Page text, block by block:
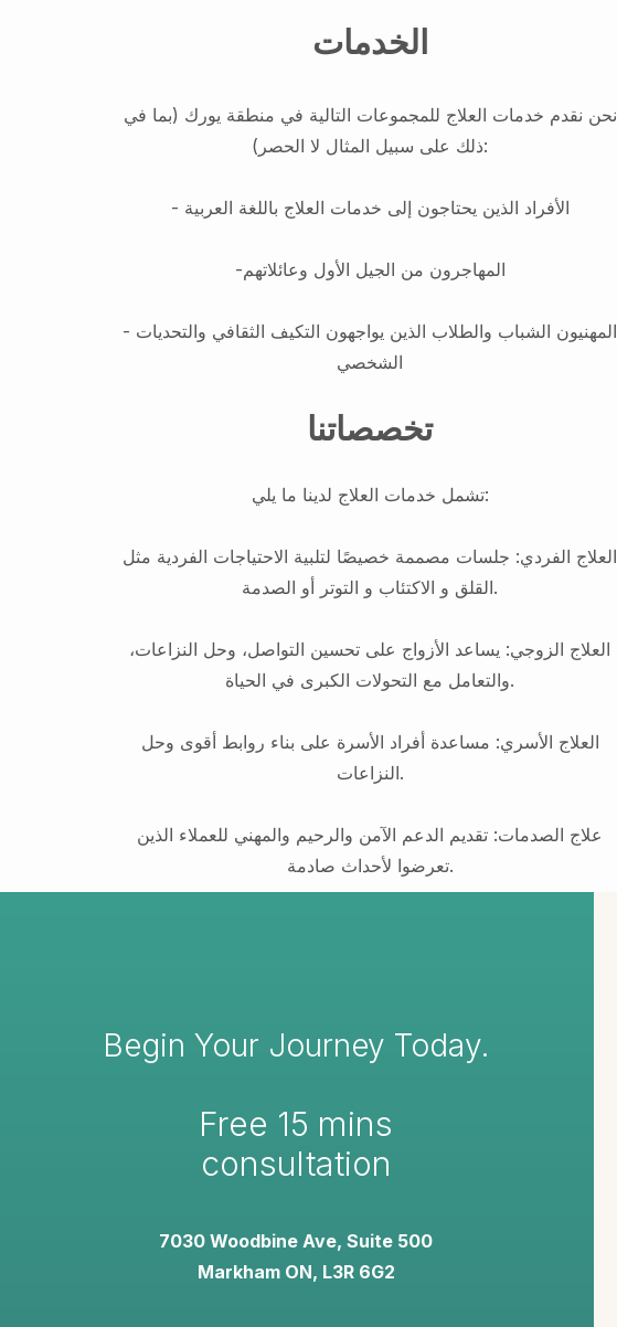
الخدمات
نحن نقدم خدمات العلاج للمجموعات التالية في منطقة يورك (بما في
ذلك على سبيل المثال لا الحصر):
- الأفراد الذين يحتاجون إلى خدمات العلاج باللغة العربية
-المهاجرون من الجيل الأول وعائلاتهم
- المهنيون الشباب والطلاب الذين يواجهون التكيف الثقافي والتحديات
الشخصي
تخصصاتنا
تشمل خدمات العلاج لدينا ما يلي:
العلاج الفردي: جلسات مصممة خصيصًا لتلبية الاحتياجات الفردية مثل
القلق و الاكتئاب و التوتر أو الصدمة.
العلاج الزوجي: يساعد الأزواج على تحسين التواصل، وحل النزاعات،
والتعامل مع التحولات الكبرى في الحياة.
العلاج الأسري: مساعدة أفراد الأسرة على بناء روابط أقوى وحل
النزاعات.
علاج الصدمات: تقديم الدعم الآمن والرحيم والمهني للعملاء الذين
تعرضوا لأحداث صادمة.
Begin Your Journey Today.
Free 15 mins
consultation
7030 Woodbine Ave, Suite 500
Markham ON, L3R 6G2